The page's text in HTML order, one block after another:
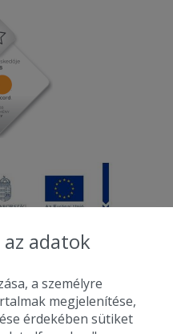
- Diston-line Kft.
áron, egy helyen az összes
adatok
a személyre
megjelenítése,
érdekében sütiket